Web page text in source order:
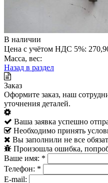
В наличии
Цена с учётом НДС 5%:
Масса, вес:
Назад в раздел
Заказ
Оформите заказ, наш
уточнения деталей.
Ваша заявка успешно
Необходимо принять
Вы заполнили не все
Произошла ошибка,
Ваше имя: *
Телефон: *
E-mail: